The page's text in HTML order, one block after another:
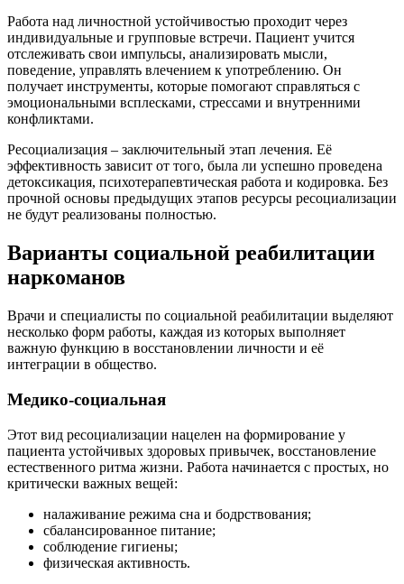
Работа над личностной устойчивостью проходит через
индивидуальные и групповые встречи. Пациент учится
отслеживать свои импульсы, анализировать мысли,
поведение, управлять влечением к употреблению. Он
получает инструменты, которые помогают справляться с
эмоциональными всплесками, стрессами и внутренними
конфликтами.
Ресоциализация – заключительный этап лечения. Её
эффективность зависит от того, была ли успешно проведена
детоксикация, психотерапевтическая работа и кодировка. Без
прочной основы предыдущих этапов ресурсы ресоциализации
не будут реализованы полностью.
Варианты социальной реабилитации
наркоманов
Врачи и специалисты по социальной реабилитации выделяют
несколько форм работы, каждая из которых выполняет
важную функцию в восстановлении личности и её
интеграции в общество.
Медико-социальная
Этот вид ресоциализации нацелен на формирование у
пациента устойчивых здоровых привычек, восстановление
естественного ритма жизни. Работа начинается с простых, но
критически важных вещей:
налаживание режима сна и бодрствования;
сбалансированное питание;
соблюдение гигиены;
физическая активность.